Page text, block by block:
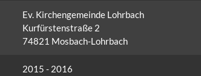
Ev. Kirchengemeinde Lohrbach
Kurfürstenstraße 2
74821 Mosbach-Lohrbach
2015 - 2016